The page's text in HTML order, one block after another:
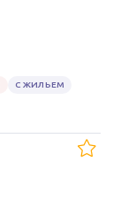
С ЖИЛЬЕМ